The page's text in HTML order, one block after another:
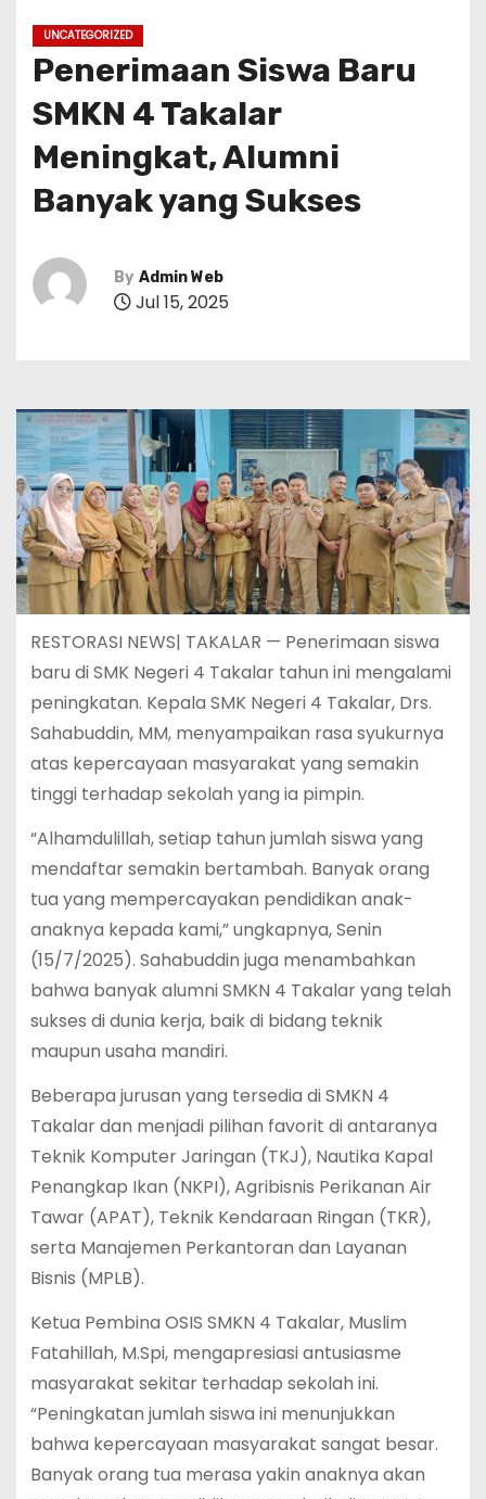
UNCATEGORIZED
Penerimaan Siswa Baru
SMKN 4 Takalar
Meningkat, Alumni
Banyak yang Sukses
By Admin Web
Jul 15, 2025
RESTORASI NEWS| TAKALAR — Penerimaan siswa
baru di SMK Negeri 4 Takalar tahun ini mengalami
peningkatan. Kepala SMK Negeri 4 Takalar, Drs.
Sahabuddin, MM, menyampaikan rasa syukurnya
atas kepercayaan masyarakat yang semakin
tinggi terhadap sekolah yang ia pimpin.
“Alhamdulillah, setiap tahun jumlah siswa yang
mendaftar semakin bertambah. Banyak orang
tua yang mempercayakan pendidikan anak-
anaknya kepada kami,” ungkapnya, Senin
(15/7/2025). Sahabuddin juga menambahkan
bahwa banyak alumni SMKN 4 Takalar yang telah
sukses di dunia kerja, baik di bidang teknik
maupun usaha mandiri.
Beberapa jurusan yang tersedia di SMKN 4
Takalar dan menjadi pilihan favorit di antaranya
Teknik Komputer Jaringan (TKJ), Nautika Kapal
Penangkap Ikan (NKPI), Agribisnis Perikanan Air
Tawar (APAT), Teknik Kendaraan Ringan (TKR),
serta Manajemen Perkantoran dan Layanan
Bisnis (MPLB).
Ketua Pembina OSIS SMKN 4 Takalar, Muslim
Fatahillah, M.Spi, mengapresiasi antusiasme
masyarakat sekitar terhadap sekolah ini.
“Peningkatan jumlah siswa ini menunjukkan
bahwa kepercayaan masyarakat sangat besar.
Banyak orang tua merasa yakin anaknya akan